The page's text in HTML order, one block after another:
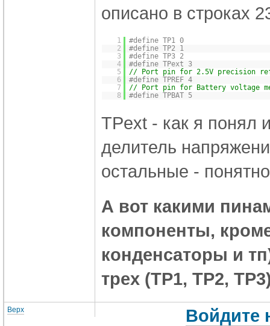
описано в строках
1
#define TP1 0
2
#define TP2 1
3
#define TP3 2
4
#define TPext 3
5
// Port pin for 2.5V precision
6
#define TPREF 4
7
// Port pin for Battery voltage
8
#define TPBAT 5
TPext - как я понял
делитель
остальные -
А вот какими
компоненты,
конденсаторы и
трех (TP1, TP2,
Верх Войдите